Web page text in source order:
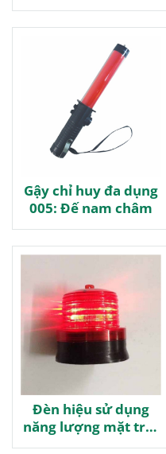
Gậy chỉ huy đa dụng
005: Đế nam châm
Đèn hiệu sử dụng
năng lượng mặt trời
JD-010S